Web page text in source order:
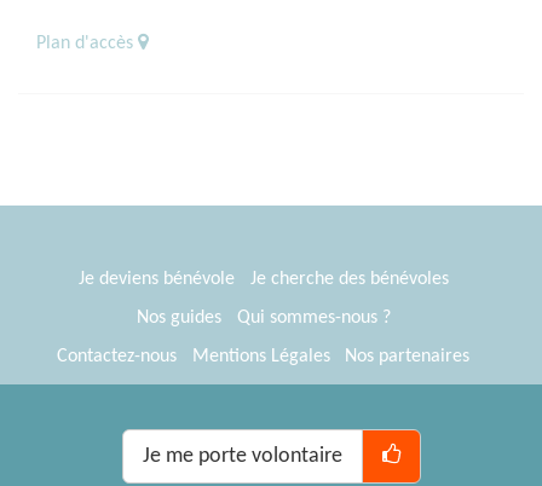
Plan d'accès
Je me porte volontaire
Je deviens bénévole
Je cherche des bénévoles
Nos guides
Qui sommes-nous ?
Contactez-nous
Mentions Légales
Nos partenaires
® Tous Bénévoles 2012-2026
Webkast